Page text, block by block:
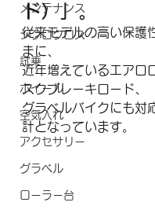
メンテナンス
シクロクロス
試乗
ホイール
空気入れ
アクセサリー
グラベル
ローラー台
ド）」。
従来モデルの高い保護
まに、
近年増えているエアロ
スクブレーキロード、
グラベルバイクにも対
計となっています。